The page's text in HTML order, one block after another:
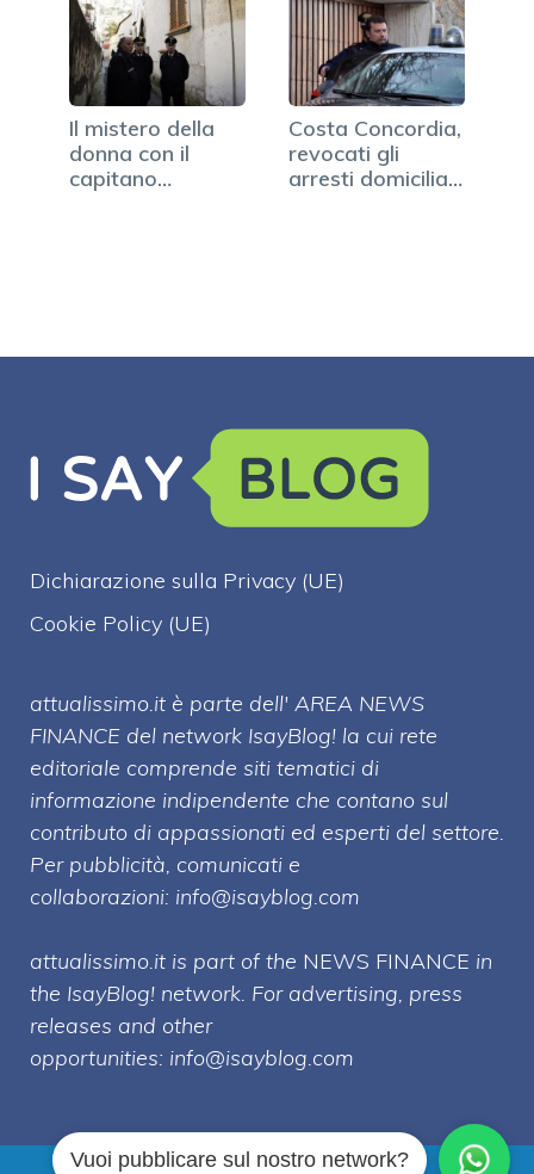
Il mistero della
donna con il
capitano
Costa Concordia,
revocati gli
arresti domiciliari
Dichiarazione sulla Privacy (UE)
Cookie Policy (UE)
attualissimo.it è parte dell' AREA NEWS
FINANCE del network IsayBlog! la cui rete
editoriale comprende siti tematici di
informazione indipendente che contano sul
contributo di appassionati ed esperti del settore.
Per pubblicità, comunicati e
collaborazioni: info@isayblog.com
attualissimo.it is part of the NEWS FINANCE in
the IsayBlog! network. For advertising, press
releases and other
opportunities: info@isayblog.com
Vuoi pubblicare sul nostro network?